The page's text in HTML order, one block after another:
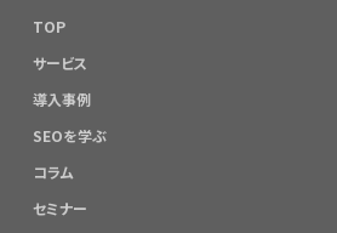
TOP
サービス
導入事例
SEOを学ぶ
コラム
セミナー